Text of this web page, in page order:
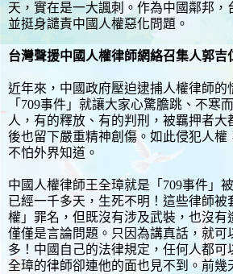
天，實在是一大諷刺。作為中國鄰邦，
並挺身譴責中國人權惡化問題。
台灣聲援中國人權律師網絡召集人郭吉
近年來，中國政府壓迫逮捕人權律師的
「709事件」就讓大家心驚膽跳、不寒
人，有的釋放、有的判刑，被羈押者大
後也留下嚴重精神創傷。如此侵犯人權
不怕外界知道。
中國人權律師王全璋就是「709事件」
已經一千多天，生死不明！這些律師被
權」罪名，但既沒有涉及武裝，也沒有
僅僅是言論問題。只因為講真話，就可
多！中國自己的法律規定，任何人都可
全璋的律師卻連他的面也見不到。前幾